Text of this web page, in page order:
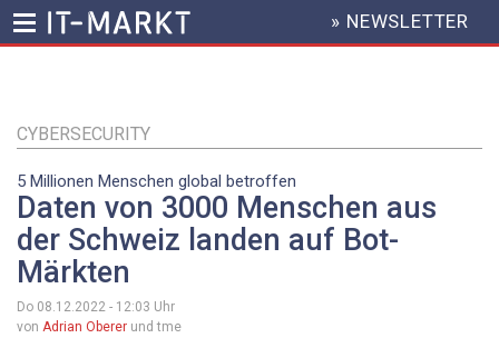
Inhalt
HEADER
MENU
» NEWSLETTER
CYBERSECURITY
5 Millionen Menschen global betroffen
Daten von 3000 Menschen aus
der Schweiz landen auf Bot-
Märkten
Do 08.12.2022 - 12:03 Uhr
von Adrian Oberer und tme